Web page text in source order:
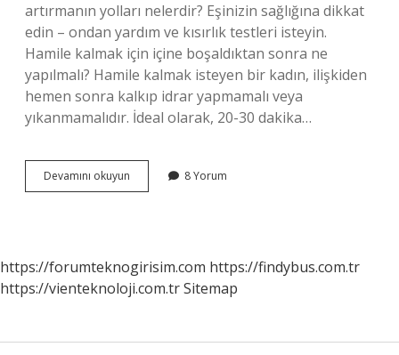
artırmanın yolları nelerdir? Eşinizin sağlığına dikkat
edin – ondan yardım ve kısırlık testleri isteyin.
Hamile kalmak için içine boşaldıktan sonra ne
yapılmalı? Hamile kalmak isteyen bir kadın, ilişkiden
hemen sonra kalkıp idrar yapmamalı veya
yıkanmamalıdır. İdeal olarak, 20-30 dakika…
Devamını okuyun
Hamile
8 Yorum
https://forumteknogirisim.com https://findybus.com.tr
https://vienteknoloji.com.trSitemap